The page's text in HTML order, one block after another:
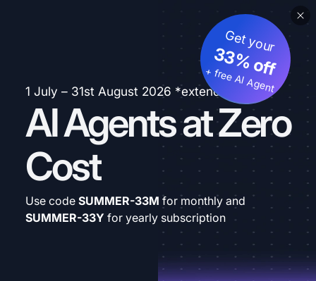
1 July – 31st August 2026 *extended
AI Agents at Zero
Cost
Get your
33% off
+ free AI Agent
Use code SUMMER-33M for monthly and
SUMMER-33Y for yearly subscription